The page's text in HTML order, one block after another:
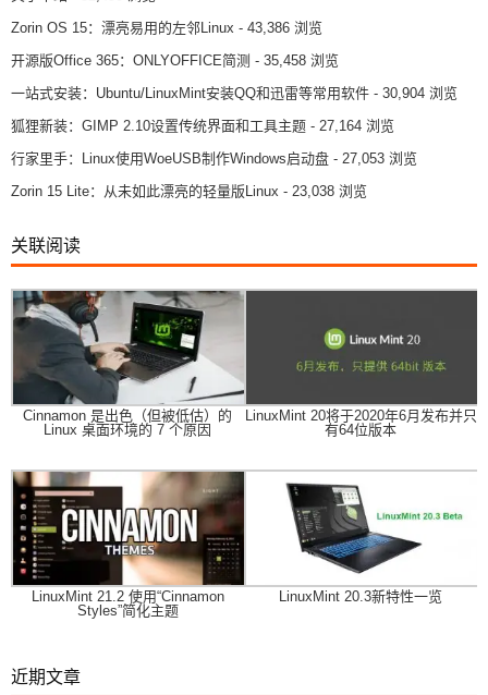
Zorin OS 15：漂亮易用的左邻Linux - 43,386 浏览
开源版Office 365：ONLYOFFICE简测 - 35,458 浏览
一站式安装：Ubuntu/LinuxMint安装QQ和迅雷等常用软件 - 30,904 浏览
狐狸新装：GIMP 2.10设置传统界面和工具主题 - 27,164 浏览
行家里手：Linux使用WoeUSB制作Windows启动盘 - 27,053 浏览
Zorin 15 Lite：从未如此漂亮的轻量版Linux - 23,038 浏览
关联阅读
Cinnamon 是出色（但被低估）的
Linux 桌面环境的 7 个原因
LinuxMint 20将于2020年6月发布并只
有64位版本
LinuxMint 21.2 使用“Cinnamon
Styles”简化主题
LinuxMint 20.3新特性一览
近期文章